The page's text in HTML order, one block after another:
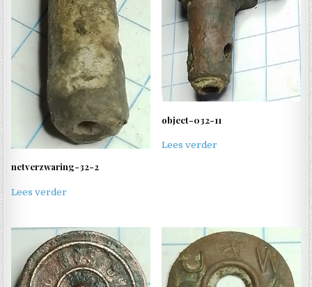
netverzwaring-32-2
Lees verder
object-032-11
Lees verder